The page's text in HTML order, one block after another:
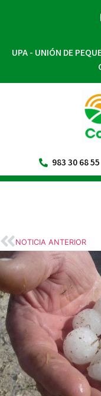
UPA - UNIÓN DE
983 30 68 55
NOTICIA ANTERIOR